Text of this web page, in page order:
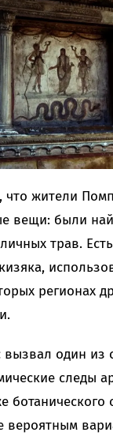
что жители
вещи: были
трав.
регионах
один из
следы
ботанического
вероятным